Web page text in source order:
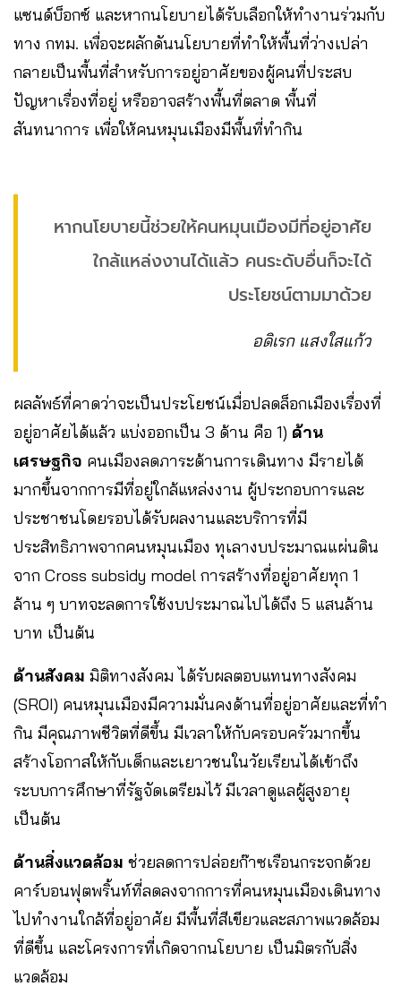
แซนด์บ็อกซ์ และหากนโยบายได้รับเลือกให้ทำงานร่วมกับ
ทาง กทม. เพื่อจะผลักดันนโยบายที่ทำให้พื้นที่ว่างเปล่า
กลายเป็นพื้นที่สำหรับการอยู่อาศัยของผู้คนที่ประสบ
ปัญหาเรื่องที่อยู่ หรืออาจสร้างพื้นที่ตลาด พื้นที่
สันทนาการ เพื่อให้คนหมุนเมืองมีพื้นที่ทำกิน
หากนโยบายนี้ช่วยให้คนหมุนเมืองมีที่อยู่อาศัย
ใกล้แหล่งงานได้แล้ว คนระดับอื่นก็จะได้
ประโยชน์ตามมาด้วย
อดิเรก แสงใสแก้ว
ผลลัพธ์ที่คาดว่าจะเป็นประโยชน์เมื่อปลดล็อกเมืองเรื่องที่
อยู่อาศัยได้แล้ว แบ่งออกเป็น 3 ด้าน คือ 1) ด้าน
เศรษฐกิจ คนเมืองลดภาระด้านการเดินทาง มีรายได้
มากขึ้นจากการมีที่อยู่ใกล้แหล่งงาน ผู้ประกอบการและ
ประชาชนโดยรอบได้รับผลงานและบริการที่มี
ประสิทธิภาพจากคนหมุนเมือง ทุเลางบประมาณแผ่นดิน
จาก Cross subsidy model การสร้างที่อยู่อาศัยทุก 1
ล้าน ๆ บาทจะลดการใช้งบประมาณไปได้ถึง 5 แสนล้าน
บาท เป็นต้น
ด้านสังคม มิติทางสังคม ได้รับผลตอบแทนทางสังคม
(SROI) คนหมุนเมืองมีความมั่นคงด้านที่อยู่อาศัยและที่ทำ
กิน มีคุณภาพชีวิตที่ดีขึ้น มีเวลาให้กับครอบครัวมากขึ้น
สร้างโอกาสให้กับเด็กและเยาวชนในวัยเรียนได้เข้าถึง
ระบบการศึกษาที่รัฐจัดเตรียมไว้ มีเวลาดูแลผู้สูงอายุ
เป็นต้น
ด้านสิ่งแวดล้อม ช่วยลดการปล่อยก๊าซเรือนกระจกด้วย
คาร์บอนฟุตพริ้นท์ที่ลดลงจากการที่คนหมุนเมืองเดินทาง
ไปทำงานใกล้ที่อยู่อาศัย มีพื้นที่สีเขียวและสภาพแวดล้อม
ที่ดีขึ้น และโครงการที่เกิดจากนโยบาย เป็นมิตรกับสิ่ง
แวดล้อม